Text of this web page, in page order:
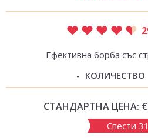
Ефективна борба със
КОЛИЧЕСТВО
СТАНДАРТНА ЦЕНА:
Спести